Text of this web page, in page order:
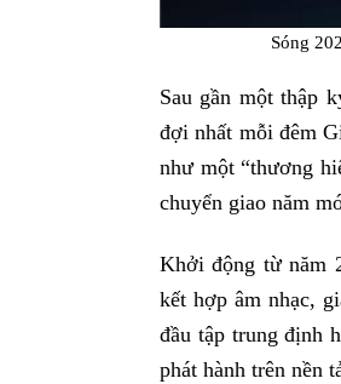
Sóng
Sau gần một thập
đợi nhất mỗi đêm
như một “thương
chuyển giao năm
Khởi động từ năm
kết hợp âm nhạc,
đầu tập trung định
phát hành trên nền